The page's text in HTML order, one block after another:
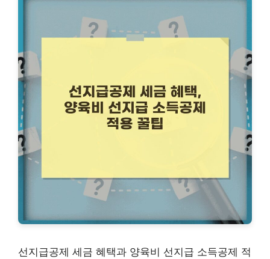
선지급공제 세금 혜택과 양육비 선지급 소득공제 적